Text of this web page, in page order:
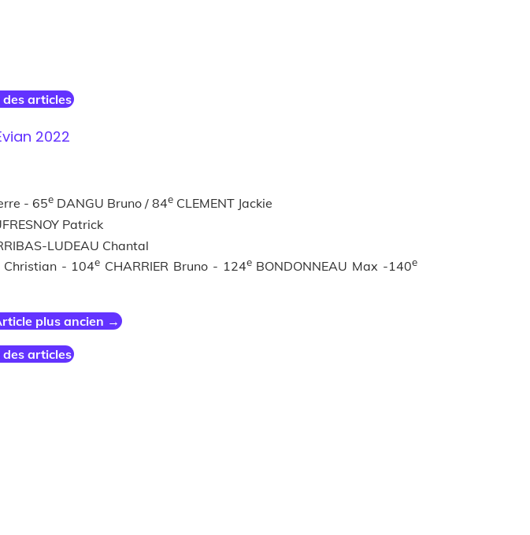
articles
2022
- 65e DANGU Bruno / 84e CLEMENT Jackie
Patrick
LUDEAU Chantal
Christian - 104e CHARRIER Bruno - 124eBONDONNEAU Max -140e
plus ancien →
articles